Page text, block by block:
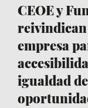
CEOE y
reivindican
empresa
igualdad de